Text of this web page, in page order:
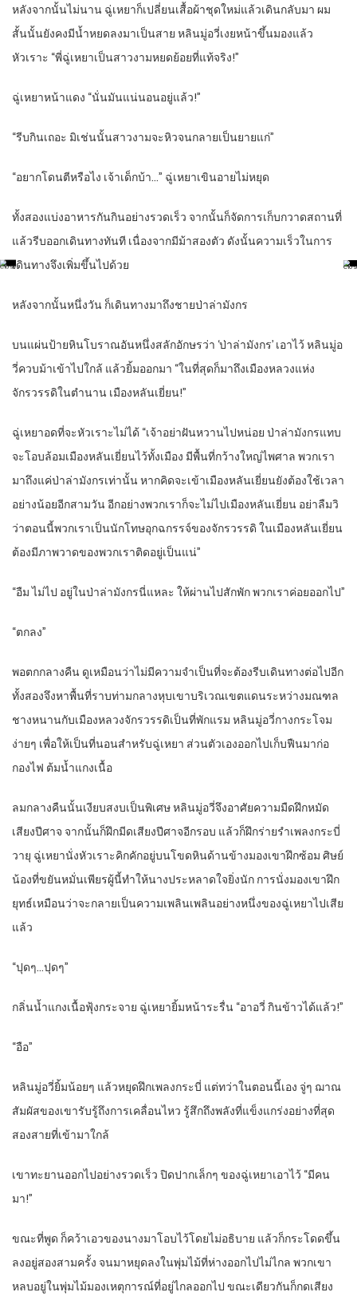
หลังจากนั้นไม่นาน ฉู่เหยาก็เปลี่ยนเสื้อผ้าชุดใหม่แล้วเดินกลับมา ผม
สั้นนั้นยังคงมีน้ำหยดลงมาเป็นสาย หลินมู่อวี่เงยหน้าขึ้นมองแล้ว
หัวเราะ “พี่ฉู่เหยาเป็นสาวงามหยดย้อยที่แท้จริง!”
ฉู่เหยาหน้าแดง “นั่นมันแน่นอนอยู่แล้ว!”
“รีบกินเถอะ มิเช่นนั้นสาวงามจะหิวจนกลายเป็นยายแก่”
“อยากโดนตีหรือไง เจ้าเด็กบ้า…” ฉู่เหยาเขินอายไม่หยุด
ทั้งสองแบ่งอาหารกันกินอย่างรวดเร็ว จากนั้นก็จัดการเก็บกวาดสถานที่
แล้วรีบออกเดินทางทันที เนื่องจากมีม้าสองตัว ดังนั้นความเร็วในการ
เดินทางจึงเพิ่มขึ้นไปด้วย
หลังจากนั้นหนึ่งวัน ก็เดินทางมาถึงชายป่าล่ามังกร
บนแผ่นป้ายหินโบราณอันหนึ่งสลักอักษรว่า ‘ป่าล่ามังกร’ เอาไว้ หลินมู่อ
วี่ควบม้าเข้าไปใกล้ แล้วยิ้มออกมา “ในที่สุดก็มาถึงเมืองหลวงแห่ง
จักรวรรดิในตำนาน เมืองหลันเยี่ยน!”
ฉู่เหยาอดที่จะหัวเราะไม่ได้ “เจ้าอย่าฝันหวานไปหน่อย ป่าล่ามังกรแทบ
จะโอบล้อมเมืองหลันเยี่ยนไว้ทั้งเมือง มีพื้นที่กว้างใหญ่ไพศาล พวกเรา
มาถึงแค่ป่าล่ามังกรเท่านั้น หากคิดจะเข้าเมืองหลันเยี่ยนยังต้องใช้เวลา
อย่างน้อยอีกสามวัน อีกอย่างพวกเราก็จะไม่ไปเมืองหลันเยี่ยน อย่าลืมวิ
ว่าตอนนี้พวกเราเป็นนักโทษอุกฉกรรจ์ของจักรวรรดิ ในเมืองหลันเยี่ยน
ต้องมีภาพวาดของพวกเราติดอยู่เป็นแน่”
“อืม ไม่ไป อยู่ในป่าล่ามังกรนี่แหละ ให้ผ่านไปสักพัก พวกเราค่อยออกไป”
“ตกลง”
พอตกกลางคืน ดูเหมือนว่าไม่มีความจำเป็นที่จะต้องรีบเดินทางต่อไปอีก
ทั้งสองจึงหาพื้นที่ราบท่ามกลางหุบเขาบริเวณเขตแดนระหว่างมณฑล
ชางหนานกับเมืองหลวงจักรวรรดิเป็นที่พักแรม หลินมู่อวี่กางกระโจม
ง่ายๆ เพื่อให้เป็นที่นอนสำหรับฉู่เหยา ส่วนตัวเองออกไปเก็บฟืนมาก่อ
กองไฟ ต้มน้ำแกงเนื้อ
ลมกลางคืนนั้นเงียบสงบเป็นพิเศษ หลินมู่อวี่จึงอาศัยความมืดฝึกหมัด
เสียงปีศาจ จากนั้นก็ฝึกมีดเสียงปีศาจอีกรอบ แล้วก็ฝึกร่ายรำเพลงกระบี่
วายุ ฉู่เหยานั่งหัวเราะคิกคักอยู่บนโขดหินด้านข้างมองเขาฝึกซ้อม ศิษย์
น้องที่ขยันหมั่นเพียรผู้นี้ทำให้นางประหลาดใจยิ่งนัก การนั่งมองเขาฝึก
ยุทธ์เหมือนว่าจะกลายเป็นความเพลินเพลินอย่างหนึ่งของฉู่เหยาไปเสีย
แล้ว
“ปุดๆ…ปุดๆ”
กลิ่นน้ำแกงเนื้อฟุ้งกระจาย ฉู่เหยายิ้มหน้าระรื่น “อาอวี่ กินข้าวได้แล้ว!”
“อือ”
หลินมู่อวี่ยิ้มน้อยๆ แล้วหยุดฝึกเพลงกระบี่ แต่ทว่าในตอนนี้เอง จู่ๆ ฌาณ
สัมผัสของเขารับรู้ถึงการเคลื่อนไหว รู้สึกถึงพลังที่แข็งแกร่งอย่างที่สุด
สองสายที่เข้ามาใกล้
เขาทะยานออกไปอย่างรวดเร็ว ปิดปากเล็กๆ ของฉู่เหยาเอาไว้ “มีคน
มา!”
ขณะที่พูด ก็คว้าเอวของนางมาโอบไว้โดยไม่อธิบาย แล้วก็กระโดดขึ้น
ลงอยู่สองสามครั้ง จนมาหยุดลงในพุ่มไม้ที่ห่างออกไปไม่ไกล พวกเขา
หลบอยู่ในพุ่มไม้มองเหตุการณ์ที่อยู่ไกลออกไป ขณะเดียวกันก็กดเสียง